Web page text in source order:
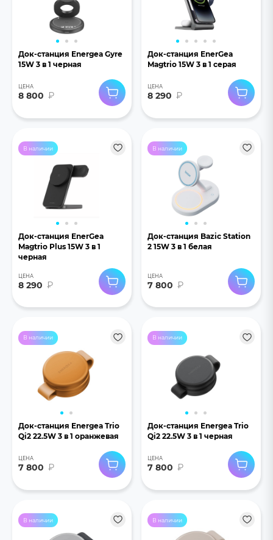
Док-станция Energea Gyre
15W 3 в 1 черная
ЦЕНА
8 800 ₽
Док-станция EnerGea
Magtrio 15W 3 в 1 серая
ЦЕНА
8 290 ₽
В наличии
Док-станция EnerGea
Magtrio Plus 15W 3 в 1
черная
ЦЕНА
8 290 ₽
В наличии
Док-станция Bazic Station
2 15W 3 в 1 белая
ЦЕНА
7 800 ₽
В наличии
Док-станция Energea Trio
Qi2 22.5W 3 в 1 оранжевая
ЦЕНА
7 800 ₽
В наличии
Док-станция Energea Trio
Qi2 22.5W 3 в 1 черная
ЦЕНА
7 800 ₽
В наличии В наличии